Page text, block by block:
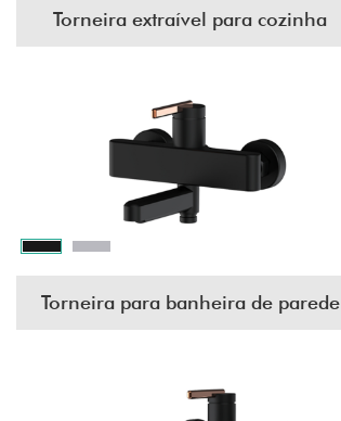
Torneira extraível para cozinha
Torneira para banheira de parede